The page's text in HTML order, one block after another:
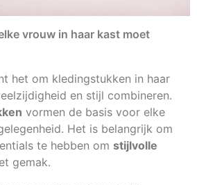
vrouw in haar kast moet
het om kledingstukken in haar
en stijl combineren.
vormen de basis voor elke
Het is belangrijk om
te hebben om stijlvolle
gemak.